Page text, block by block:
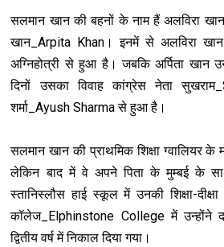
सलमान खान की बहनों के नाम हैं अलविरा
खान_Arpita Khan। इनमें से अलविरा
अग्निहोत्री से हुआ है। जबकि अर्पिता खान
दिनों उसका विवाह कांग्रेस नेता
शर्मा_Ayush Sharma से हुआ है।
सलमान खान की प्राथमिक शिक्षा ग्वालियर
लेकिन बाद में वे अपने पिता के मुम्बई के
स्तानिस्लौस हाई स्कूल में उनकी श‍िक्षा-
कॉलेज_Elphinstone College में उन्होंने
द्वितीय वर्ष में निकाल दिया गया।